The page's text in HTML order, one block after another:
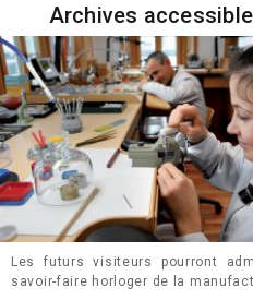
Archives
Les futurs visiteurs pourront
savoir-faire horloger de la